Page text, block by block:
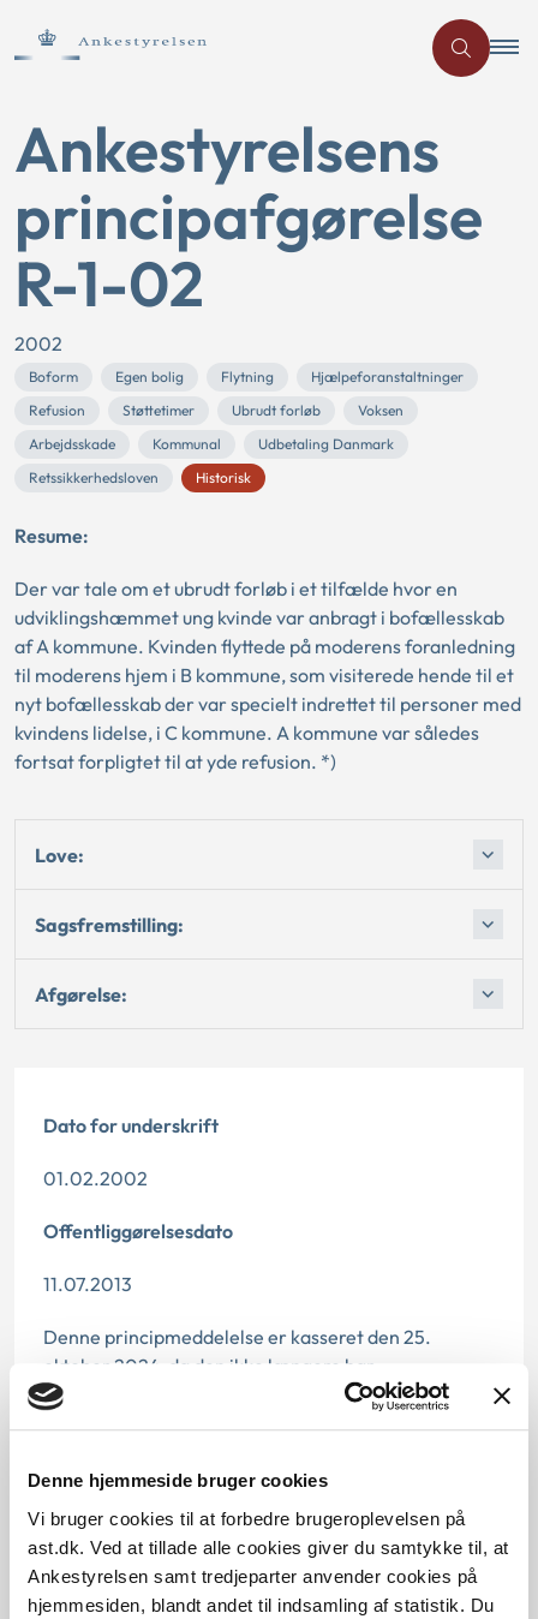
Denne hjemmeside bruger cookies
Vi bruger cookies til at forbedre brugeroplevelsen på
ast.dk. Ved at tillade alle cookies giver du samtykke til, at
Ankestyrelsen samt tredjeparter anvender cookies på
hjemmesiden, blandt andet til indsamling af statistik. Du
Ankestyrelsens
principafgørelse
R-1-02
2002
Boform Egen bolig Flytning
Hjælpeforanstaltninger
Refusion
Støttetimer Ubrudt forløb
Voksen
Arbejdsskade
Kommunal
Udbetaling Danmark
Retssikkerhedsloven
Historisk
Resume:
Der var tale om et ubrudt forløb i et tilfælde hvor en
udviklingshæmmet ung kvinde var anbragt i bofællesskab
af A kommune. Kvinden flyttede på moderens foranledning
til moderens hjem i B kommune, som visiterede hende til et
nyt bofællesskab der var specielt indrettet til personer med
kvindens lidelse, i C kommune. A kommune var således
fortsat forpligtet til at yde refusion. *)
Love:
Sagsfremstilling:
Afgørelse:
Dato for underskrift
01.02.2002
Offentliggørelsesdato
11.07.2013
Denne principmeddelelse er kasseret den 25.
oktober 2024, da den ikke længere har
vejledningsværdi.
Journalnummer
350502-00